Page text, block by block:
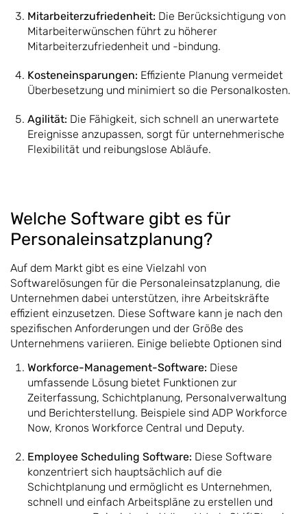
Mitarbeiterzufriedenheit: Die Berücksichtigung von
Mitarbeiterwünschen führt zu höherer
Mitarbeiterzufriedenheit und -bindung.
Kosteneinsparungen: Effiziente Planung vermeidet
Überbesetzung und minimiert so die Personalkosten.
Agilität: Die Fähigkeit, sich schnell an unerwartete
Ereignisse anzupassen, sorgt für unternehmerische
Flexibilität und reibungslose Abläufe.
Welche Software gibt es für
Personaleinsatzplanung?
Auf dem Markt gibt es eine Vielzahl von
Softwarelösungen für die Personaleinsatzplanung, die
Unternehmen dabei unterstützen, ihre Arbeitskräfte
effizient einzusetzen. Diese Software kann je nach den
spezifischen Anforderungen und der Größe des
Unternehmens variieren. Einige beliebte Optionen sind
Workforce-Management-Software: Diese
umfassende Lösung bietet Funktionen zur
Zeiterfassung, Schichtplanung, Personalverwaltung
und Berichterstellung. Beispiele sind ADP Workforce
Now, Kronos Workforce Central und Deputy.
Employee Scheduling Software: Diese Software
konzentriert sich hauptsächlich auf die
Schichtplanung und ermöglicht es Unternehmen,
schnell und einfach Arbeitspläne zu erstellen und